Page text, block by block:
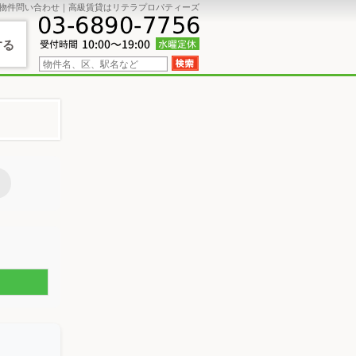
件問い合わせ｜高級賃貸はリテラプロパティーズ